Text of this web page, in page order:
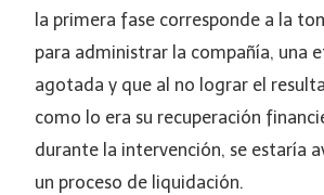
la primera fase corresponde a la
para administrar la compañía, una
agotada y que al no lograr el
como lo era su recuperación
durante la intervención, se estaría
un proceso de liquidación.